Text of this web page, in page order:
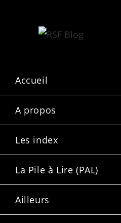
Accueil
A propos
Les index
La Pile à Lire (PAL)
Ailleurs